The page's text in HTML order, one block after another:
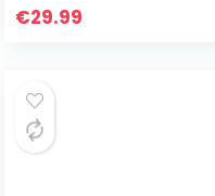
€29.99